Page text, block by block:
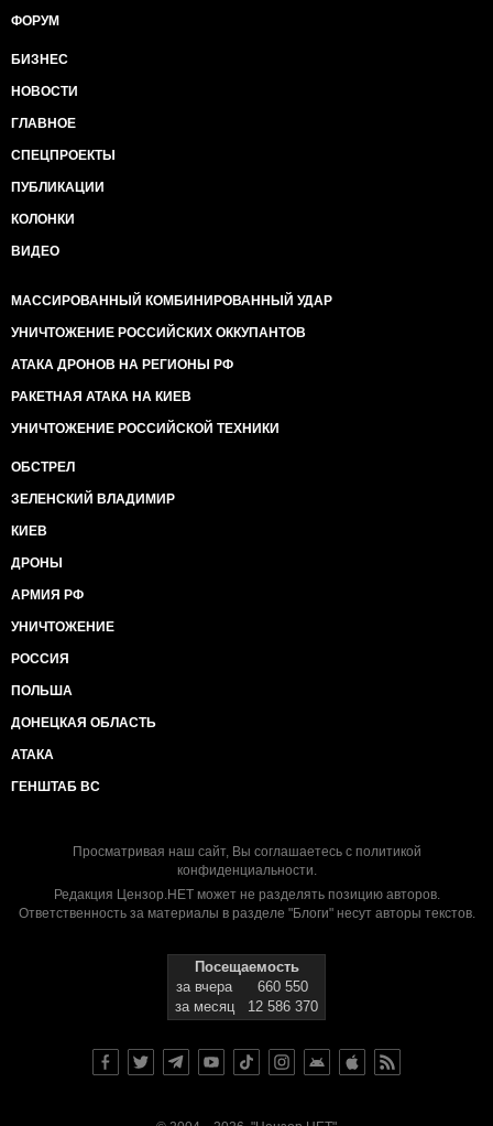
ФОРУМ
БИЗНЕС
НОВОСТИ
ГЛАВНОЕ
СПЕЦПРОЕКТЫ
ПУБЛИКАЦИИ
КОЛОНКИ
ВИДЕО
МАССИРОВАННЫЙ КОМБИНИРОВАННЫЙ УДАР
УНИЧТОЖЕНИЕ РОССИЙСКИХ ОККУПАНТОВ
АТАКА ДРОНОВ НА РЕГИОНЫ РФ
РАКЕТНАЯ АТАКА НА КИЕВ
УНИЧТОЖЕНИЕ РОССИЙСКОЙ ТЕХНИКИ
ОБСТРЕЛ
ЗЕЛЕНСКИЙ ВЛАДИМИР
КИЕВ
ДРОНЫ
АРМИЯ РФ
УНИЧТОЖЕНИЕ
РОССИЯ
ПОЛЬША
ДОНЕЦКАЯ ОБЛАСТЬ
АТАКА
ГЕНШТАБ ВС
Просматривая наш сайт, Вы соглашаетесь с политикой
конфиденциальности.
Редакция Цензор.НЕТ может не разделять позицию авторов.
Ответственность за материалы в разделе "Блоги" несут авторы текстов.
Посещаемость
за вчера
660 550
за месяц
12 586 370